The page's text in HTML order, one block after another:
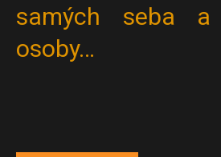
samých seba
osoby…